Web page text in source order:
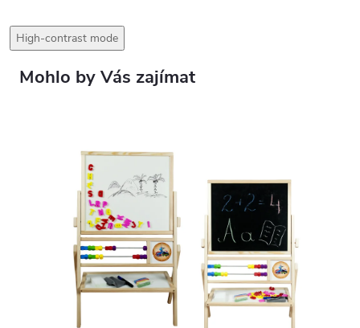
High-contrast mode